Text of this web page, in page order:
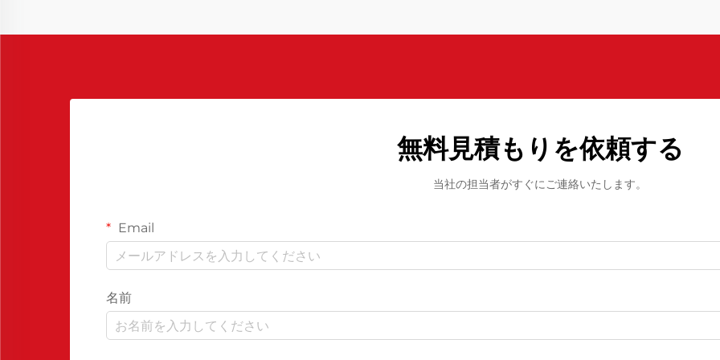
無料見積もりを依頼する
当社の担当者がすぐにご連絡いたします。
Email
名前